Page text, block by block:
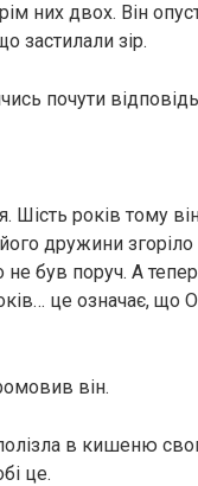
них двох. Він
застилали зір.
почути
Шість років тому
дружини
був поруч. А
це означає, що
він.
в кишеню
це.